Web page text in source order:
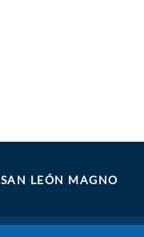
SAN LEÓN MAGNO